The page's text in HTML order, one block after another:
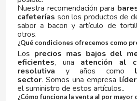
E
EL POZO
Nuestra recomendación para
cafeterías son los productos de
sabor a bacon y artículo de
otros.
¿Qué condiciones ofrecemos como
Los precios mas bajos del
eficientes, una atención al
resolutiva y años como
sector. Somos una empresa
el suministro de estos artículos..
¿Cómo funciona la venta al por mayor